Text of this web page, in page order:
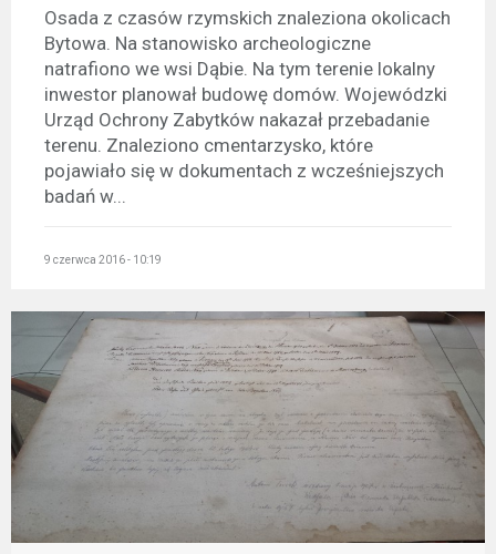
Osada z czasów rzymskich znaleziona okolicach
Bytowa. Na stanowisko archeologiczne
natrafiono we wsi Dąbie. Na tym terenie lokalny
inwestor planował budowę domów. Wojewódzki
Urząd Ochrony Zabytków nakazał przebadanie
terenu. Znaleziono cmentarzysko, które
pojawiało się w dokumentach z wcześniejszych
badań w...
9 czerwca 2016 - 10:19